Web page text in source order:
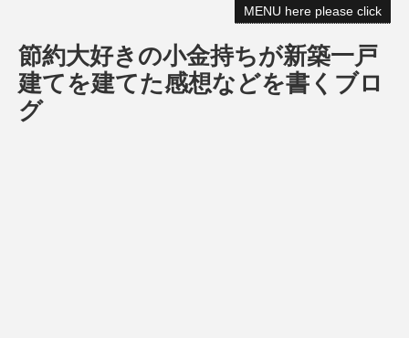
MENU here please click
節約大好きの小金持ちが新築一戸
建てを建てた感想などを書くブロ
グ